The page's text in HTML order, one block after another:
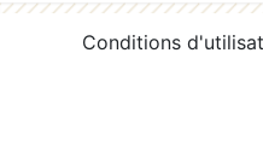
Conditions